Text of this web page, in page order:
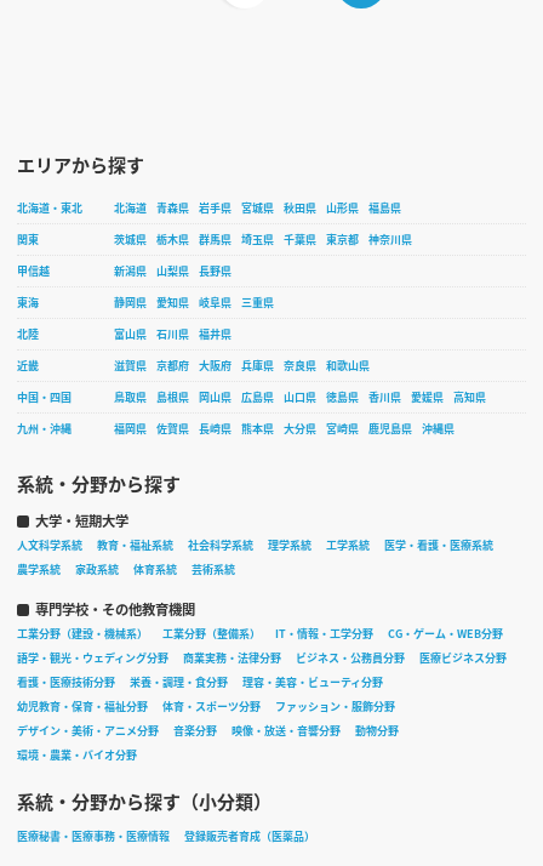
エリアから探す
北海道・東北 北海道 青森県 岩手県 宮城県 秋田県 山形県
福島県
関東
茨城県 栃木県 群馬県 埼玉県 千葉県 東京都
神奈川県
甲信越
新潟県 山梨県
長野県
東海
静岡県 愛知県 岐阜県
三重県
北陸
富山県 石川県
福井県
近畿
滋賀県 京都府 大阪府 兵庫県 奈良県
和歌山県
中国・四国
鳥取県 島根県 岡山県 広島県 山口県 徳島県 香川県 愛媛県
高知県
九州・沖縄
福岡県 佐賀県 長崎県 熊本県 大分県 宮崎県 鹿児島県 沖縄県
系統・分野から探す
大学・短期大学
人文科学系統 教育・福祉系統 社会科学系統 理学系統 工学系統
医学・看護・医療系統
農学系統
家政系統 体育系統 芸術系統
専門学校・その他教育機関
工業分野（建設・機械系） 工業分野（整備系） IT・情報・工学分野
CG・ゲーム・WEB分野
語学・観光・ウェディング分野
商業実務・法律分野 ビジネス・公務員分野
医療ビジネス分野
看護・医療技術分野
栄養・調理・食分野
理容・美容・ビューティ分野
幼児教育・保育・福祉分野
体育・スポーツ分野
ファッション・服飾分野
デザイン・美術・アニメ分野
音楽分野 映像・放送・音響分野
動物分野
環境・農業・バイオ分野
系統・分野から探す（小分類）
医療秘書・医療事務・医療情報 登録販売者育成（医薬品）